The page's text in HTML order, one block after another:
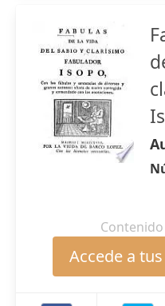
Accede a